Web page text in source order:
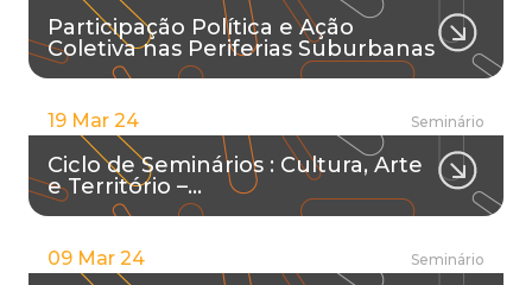
Participação Política e Ação
Coletiva nas Periferias Suburbanas
19 Mar 24 Seminário
Ciclo de Seminários : Cultura, Arte
e Território –…
09 Mar 24 Seminário